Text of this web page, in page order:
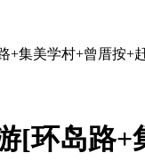
+集美学村+曾厝按+
[环岛路